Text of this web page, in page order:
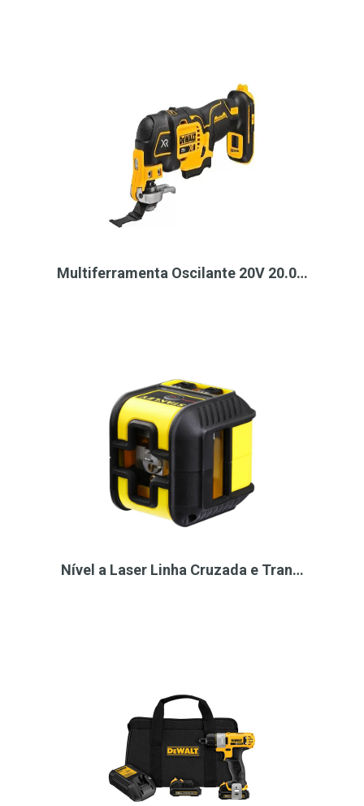
Multiferramenta Oscilante 20V 20.0…
Nível a Laser Linha Cruzada e Tran…